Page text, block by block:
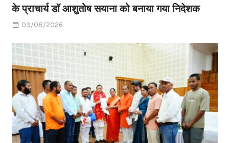
के प्राचार्य डॉ आशुतोष सयाना को बनाया गया निदेशक
03/08/2026